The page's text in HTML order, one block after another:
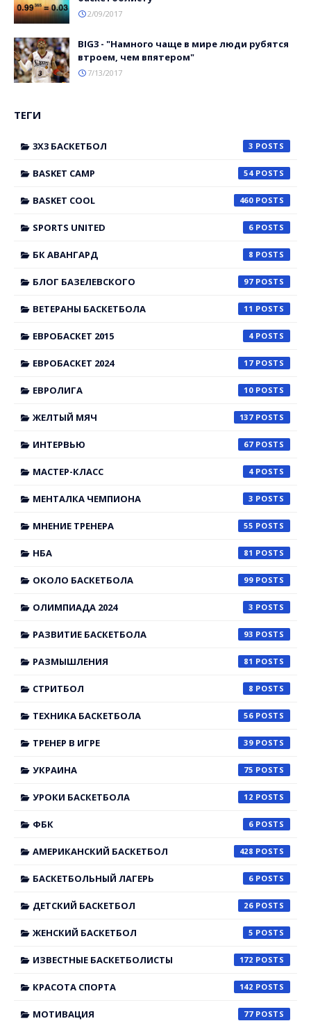
2/09/2017
BIG3 - "Намного чаще в мире люди рубятся
втроем, чем впятером"
7/13/2017
ТЕГИ
3X3 БАСКЕТБОЛ 3
BASKET CAMP 54
BASKET COOL 460
SPORTS UNITED 6
БК АВАНГАРД 8
БЛОГ БАЗЕЛЕВСКОГО 97
ВЕТЕРАНЫ БАСКЕТБОЛА 11
ЕВРОБАСКЕТ 2015 4
ЕВРОБАСКЕТ 2024 17
ЕВРОЛИГА 10
ЖЕЛТЫЙ МЯЧ 137
ИНТЕРВЬЮ 67
МАСТЕР-КЛАСС 4
МЕНТАЛКА ЧЕМПИОНА 3
МНЕНИЕ ТРЕНЕРА 55
НБА 81
ОКОЛО БАСКЕТБОЛА 99
ОЛИМПИАДА 2024 3
РАЗВИТИЕ БАСКЕТБОЛА 93
РАЗМЫШЛЕНИЯ 81
СТРИТБОЛ 8
ТЕХНИКА БАСКЕТБОЛА 56
ТРЕНЕР В ИГРЕ 39
УКРАИНА 75
УРОКИ БАСКЕТБОЛА 12
ФБК 6
АМЕРИКАНСКИЙ БАСКЕТБОЛ 428
БАСКЕТБОЛЬНЫЙ ЛАГЕРЬ 6
ДЕТСКИЙ БАСКЕТБОЛ 26
ЖЕНСКИЙ БАСКЕТБОЛ 5
ИЗВЕСТНЫЕ БАСКЕТБОЛИСТЫ 172
КРАСОТА СПОРТА 142
МОТИВАЦИЯ 77